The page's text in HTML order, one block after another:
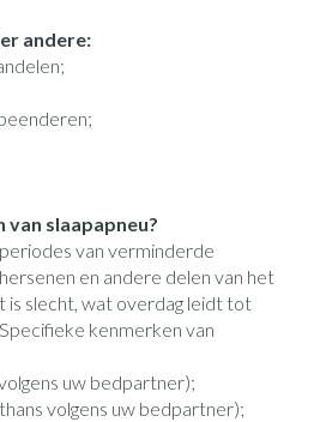
andere:
slaapapneu?
van verminderde
en andere delen van het
is slecht, wat overdag leidt tot
kenmerken van
uw bedpartner);
volgens uw bedpartner);